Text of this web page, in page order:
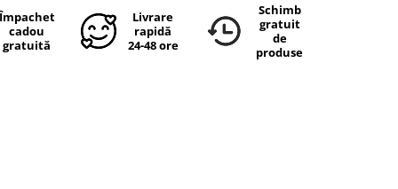
cadou
gratuită
Livrare
rapidă
24-48 ore
Schimb
gratuit
de
produse